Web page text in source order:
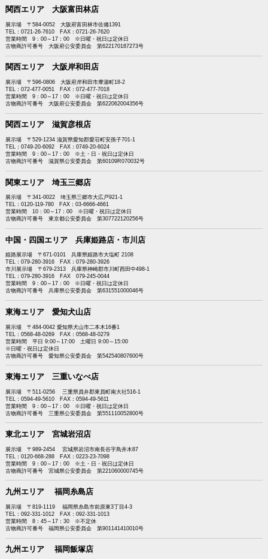
関西エリア 大阪富田林店
展示場 〒584-0052 大阪府富田林市佐備1391
TEL：0721-26-7610 FAX：0721-26-7620
営業時間 9：00～17：00 ※日曜・祝日は定休日
古物商許可番号 大阪府公安委員会 第622170187273号
関西エリア 大阪岸和田店
展示場 〒596-0806 大阪府岸和田市摩湯町18-2
TEL：072-477-0051 FAX：072-477-7018
営業時間 9：00～17：00 ※日曜・祝日は定休日
古物商許可番号 大阪府公安委員会 第622062004356号
関西エリア 滋賀彦根店
展示場 〒529-1234 滋賀県愛知郡愛荘町安孫子701-1
TEL：0749-20-6092 FAX：0749-20-6024
営業時間 9：00～17：00 ※土・日・祝日は定休日
古物商許可番号 滋賀県公安委員会 第60109R070032号
関東エリア 埼玉三郷店
展示場 〒341-0022 埼玉県三郷市大広戸921-1
TEL：0120-119-780 FAX：03-6666-4661
営業時間 10：00～17：00 ※日曜・祝日は定休日
古物商許可番号 東京都公安委員会 第307722120256号
中国・四国エリア 兵庫姫路店・市川店
姫路展示場 〒671-0101 兵庫県姫路市大塩町 2108
TEL：079-280-3916 FAX：079-280-3926
市川展示場 〒679-2313 兵庫県神崎郡市川町西田中498-1
TEL：079-280-3916 FAX 079-245-0044
営業時間 9：00～17：00 ※日曜・祝日は定休日
古物商許可番号 兵庫県公安委員会 第631551000046号
東海エリア 愛知犬山店
展示場 〒484-0042 愛知県犬山市二本木16番1
TEL：0568-48-0269 FAX：0568-48-0279
営業時間 平日 9:00～17:00 土曜日 9:00～15:00
※日曜・祝日は定休日
古物商許可番号 愛知県公安委員会 第542540807600号
東海エリア 三重いなべ店
展示場 〒511-0256 三重県員弁郡東員町南大社516-1
TEL：0594-49-5610 FAX：0594-49-5611
営業時間 9：00～17：00 ※日曜・祝日は定休日
古物商許可番号 三重県公安委員会 第551110052800号
東北エリア 宮城岩沼店
展示場 〒989-2454 宮城県岩沼市南長谷字鳥井木87
TEL：0120-668-288 FAX：0223-23-7098
営業時間 9：00～17：00 ※土・日・祝日は定休日
古物商許可番号 宮城県公安委員会 第221060000745号
九州エリア 福岡糸島店
展示場 〒819-1119 福岡県糸島市前原東3丁目4-3
TEL：092-331-1012 FAX：092-331-1013
営業時間 8：45～17：30 ※不定休
古物商許可番号 福岡県公安委員会 第901141410010号
九州エリア 福岡飯塚店